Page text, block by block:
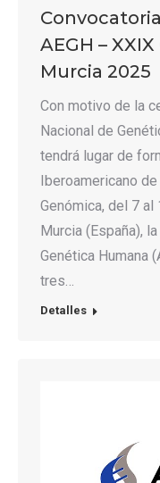
AEGH –
Murcia 2025
Con motivo de la
Nacional de
tendrá lugar de
Iberoamericano
Genómica, del 7
Murcia (España),
Genética Humana
tres…
Detalles